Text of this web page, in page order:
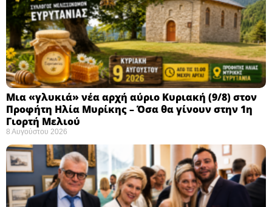
Μια «γλυκιά» νέα αρχή αύριο Κυριακή (9/8) στον
Προφήτη Ηλία Μυρίκης – Όσα θα γίνουν στην 1η
Γιορτή Μελιού
8 Αυγούστου 2026